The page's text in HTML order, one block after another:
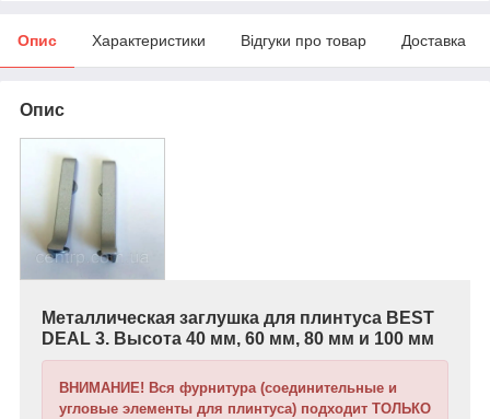
Опис Характеристики Відгуки про товар Доставка
Опис
Металлическая заглушка для плинтуса BEST
DEAL 3. Высота 40 мм, 60 мм, 80 мм и 100 мм
ВНИМАНИЕ! Вся фурнитура (соединительные и
угловые элементы для плинтуса) подходит ТОЛЬКО